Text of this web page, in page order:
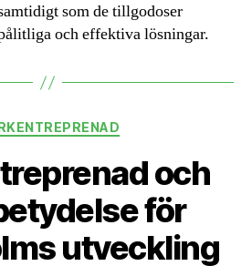
som de tillgodoser
och effektiva lösningar.
Kategorier
och
för
utveckling